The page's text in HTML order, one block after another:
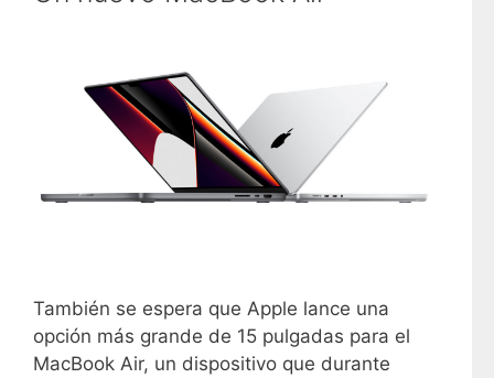
También se espera que Apple lance una
opción más grande de 15 pulgadas para el
MacBook Air, un dispositivo que durante